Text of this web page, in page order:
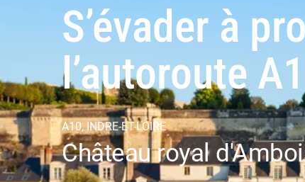
S’évader à
l’autoroute
A10, INDRE-ET-LOIRE
Château royal